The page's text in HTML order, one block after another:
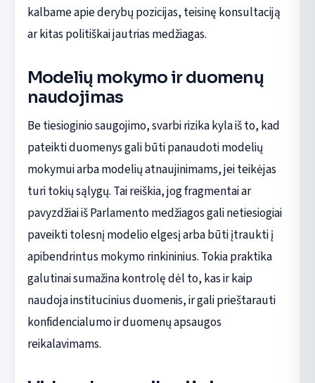
kalbame apie derybų pozicijas, teisinę konsultaciją
ar kitas politiškai jautrias medžiagas.
Modelių mokymo ir duomenų
naudojimas
Be tiesioginio saugojimo, svarbi rizika kyla iš to, kad
pateikti duomenys gali būti panaudoti modelių
mokymui arba modelių atnaujinimams, jei teikėjas
turi tokių sąlygų. Tai reiškia, jog fragmentai ar
pavyzdžiai iš Parlamento medžiagos gali netiesiogiai
paveikti tolesnį modelio elgesį arba būti įtraukti į
apibendrintus mokymo rinkininius. Tokia praktika
galutinai sumažina kontrolę dėl to, kas ir kaip
naudoja institucinius duomenis, ir gali prieštarauti
konfidencialumo ir duomenų apsaugos
reikalavimams.